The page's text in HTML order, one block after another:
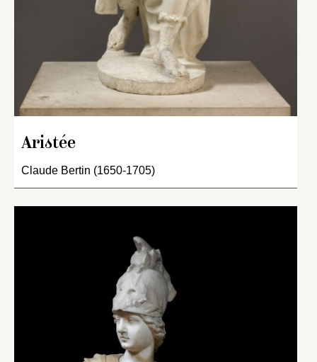
Aristée
Claude Bertin (1650-1705)